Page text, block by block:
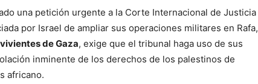
una petición urgente a la Corte Internacional de Justicia
por Israel de ampliar sus operaciones militares en Rafa,
de Gaza, exige que el tribunal haga uso de sus
inminente de los derechos de los palestinos de
africano.